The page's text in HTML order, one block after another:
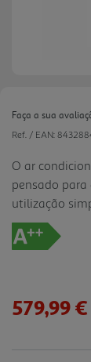
Faça a sua
Ref. / EAN:
O ar
pensado
utilização
BTU,
climatizar a
como
tornam a
579,99 €